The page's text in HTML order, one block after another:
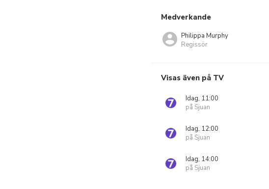
Medverkande
Philippa Murphy
Regissör
Visas även på TV
Idag, 11:00
på Sjuan
Idag, 12:00
på Sjuan
Idag, 14:00
på Sjuan